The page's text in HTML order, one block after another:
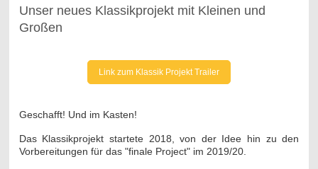
Unser neues Klassikprojekt mit Kleinen und
Großen
Link zum Klassik Projekt Trailer
Geschafft! Und im Kasten!
Das Klassikprojekt startete 2018, von der Idee hin zu den
Vorbereitungen für das "finale Project" im 2019/20.